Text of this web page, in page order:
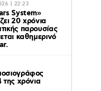
| 22:23
System»
20 χρόνια
παρουσίας
καθημερινό
της χρόνια